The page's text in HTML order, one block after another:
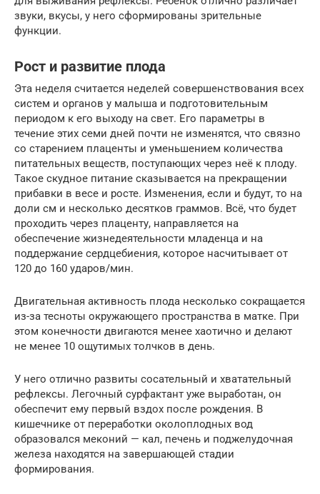
звуки, вкусы, у него сформированы зрительные
функции.
Рост и развитие плода
Эта неделя считается неделей совершенствования всех
систем и органов у малыша и подготовительным
периодом к его выходу на свет. Его параметры в
течение этих семи дней почти не изменятся, что связно
со старением плаценты и уменьшением количества
питательных веществ, поступающих через неё к плоду.
Такое скудное питание сказывается на прекращении
прибавки в весе и росте. Изменения, если и будут, то на
доли см и несколько десятков граммов. Всё, что будет
проходить через плаценту, направляется на
обеспечение жизнедеятельности младенца и на
поддержание сердцебиения, которое насчитывает от
120 до 160 ударов/мин.
Двигательная активность плода несколько сокращается
из-за тесноты окружающего пространства в матке. При
этом конечности двигаются менее хаотично и делают
не менее 10 ощутимых толчков в день.
У него отлично развиты сосательный и хватательный
рефлексы. Легочный сурфактант уже выработан, он
обеспечит ему первый вздох после рождения. В
кишечнике от переработки околоплодных вод
образовался меконий — кал, печень и поджелудочная
железа находятся на завершающей стадии
формирования.